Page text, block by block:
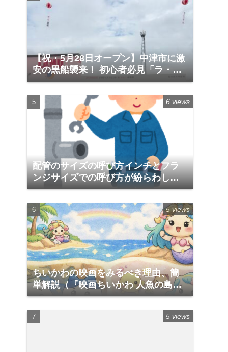
【祝・5月28日オープン】中津市に激
安の黒船襲来！ 初心者必見「ラ・ム
ー入門」＆絶対に買うべき神商品
配管のサイズの呼び方インチとフラ
ンジサイズでの呼び方が紛らわしい
件
6 views
ちいかわの映画をみるべき理由、簡
単解説（『映画ちいかわ 人魚の島の
ひみつ』）
5 views
5 views